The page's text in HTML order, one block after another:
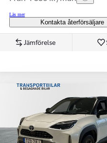
Läs mer
Kontakta återförsäljare
Jämförelse